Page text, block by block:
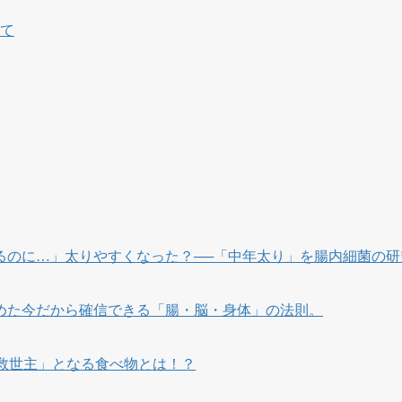
に…」太りやすくなった？──「中年太り」を腸内細菌の研
今だから確信できる「腸・脳・身体」の法則。
世主」となる食べ物とは！？